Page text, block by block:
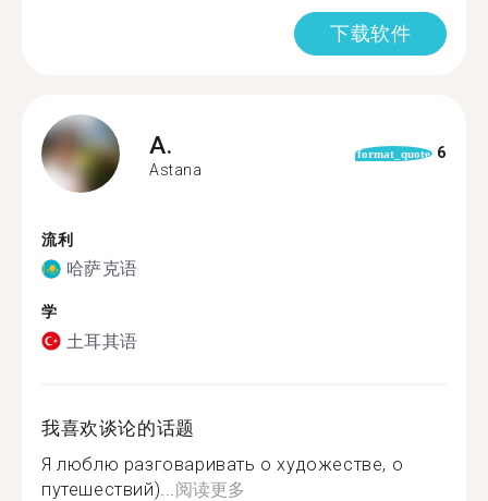
下载软件
A.
Astana
format_quote 6
流利
哈萨克语
学
土耳其语
我喜欢谈论的话题
Я люблю разговаривать о художестве, о
путешествий)... 阅读更多